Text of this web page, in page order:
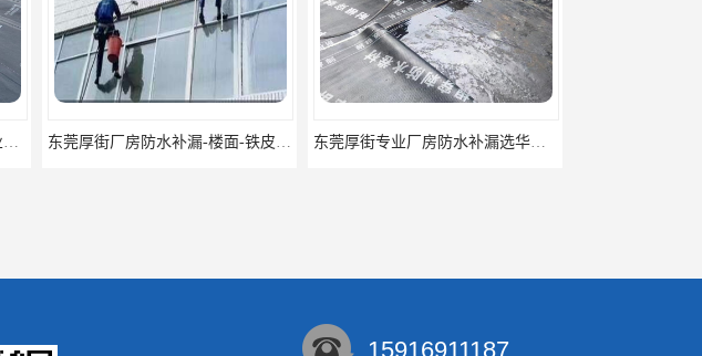
东莞厚街厂房防水补漏-楼面-铁皮房-卫生间-外墙漏水维修 东莞厚街专业厂房防水补漏选华展防水，质量好不复漏，省钱省力更省心
15916911187